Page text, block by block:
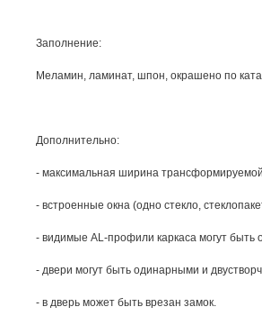
Заполнение:
Меламин, ламинат, шпон, окрашено по
Дополнительно:
- максимальная ширина
- встроенные окна (одно стекло,
- видимые AL-профили каркаса могут
- двери могут быть одинарными и
- в дверь может быть врезан замок.